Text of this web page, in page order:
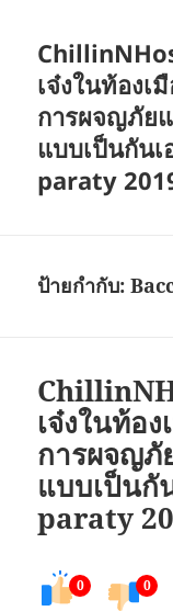
เจ๋งในท้องเ
การผจญภัย
แบบเป็นกัน
paraty
ป้ายกำกับ:
เจ๋งในท้อ
การผจญภั
แบบเป็นกั
paraty
0 0